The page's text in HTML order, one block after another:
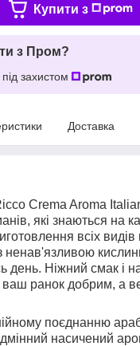
Купити з
з Пром?
захистом
Доставка
Crema Aroma
які знаються на
всіх
ненав'язливою
день. Ніжний смак і
ранок добрим, а
поєднанню
насичений